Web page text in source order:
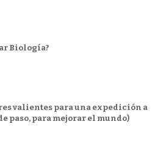
Biología?
valientes para una expedición a
paso, para mejorar el mundo)